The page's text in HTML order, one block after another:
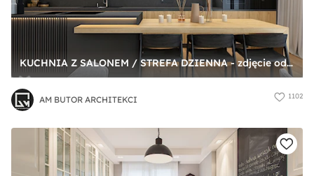
KUCHNIA Z SALONEM / STREFA DZIENNA - zdjęcie od AM BUTOR ARCHITEKCI
AM BUTOR ARCHITEKCI 1102